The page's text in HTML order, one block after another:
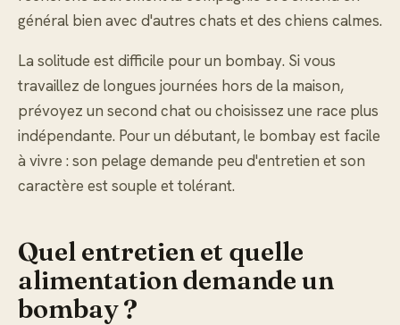
général bien avec d'autres chats et des chiens calmes.
La solitude est difficile pour un bombay. Si vous
travaillez de longues journées hors de la maison,
prévoyez un second chat ou choisissez une race plus
indépendante. Pour un débutant, le bombay est facile
à vivre : son pelage demande peu d'entretien et son
caractère est souple et tolérant.
Quel entretien et quelle
alimentation demande un
bombay ?